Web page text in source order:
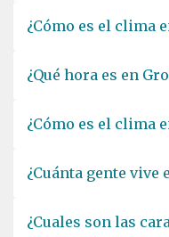
¿Cómo es el clima
¿Qué hora es en
¿Cómo es el clima
¿Cuánta gente vive
¿Cuales son las